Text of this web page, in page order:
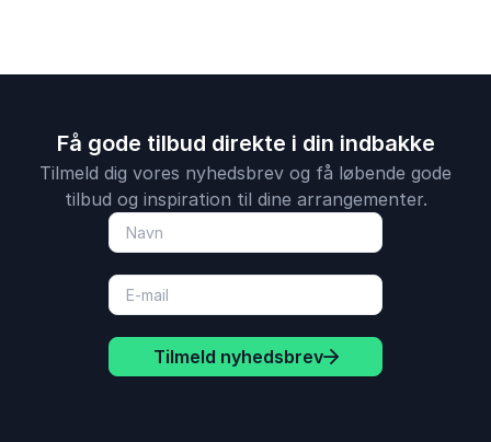
Få gode tilbud direkte i din indbakke
Tilmeld dig vores nyhedsbrev og få løbende gode
tilbud og inspiration til dine arrangementer.
Tilmeld nyhedsbrev